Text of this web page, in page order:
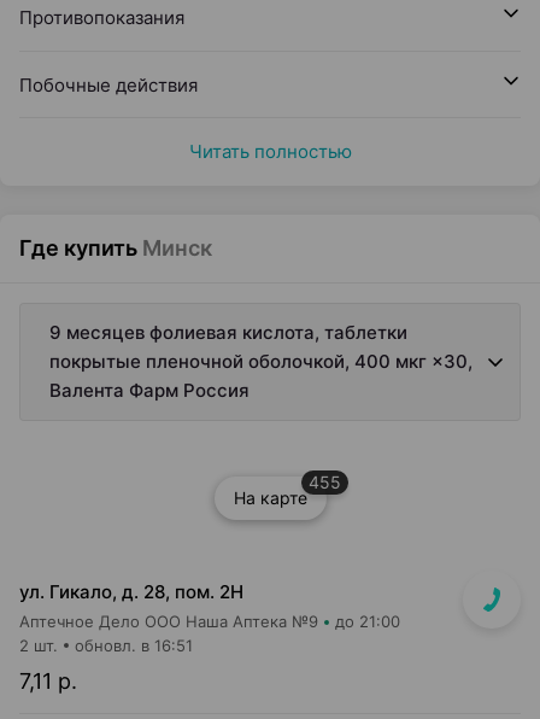
Противопоказания
Побочные действия
Читать полностью
Где купить Минск
9 месяцев фолиевая кислота, таблетки
покрытые пленочной оболочкой, 400 мкг ×30,
Валента Фарм Россия
На карте
455
ул. Гикало, д. 28, пом. 2Н
Аптечное Дело ООО Наша Аптека №9 до 21:00
7,11 р.
2 шт. обновл. в 16:51